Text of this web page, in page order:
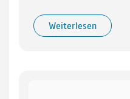
Weiterlesen